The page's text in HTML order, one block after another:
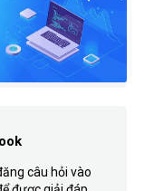
câu hỏi vào